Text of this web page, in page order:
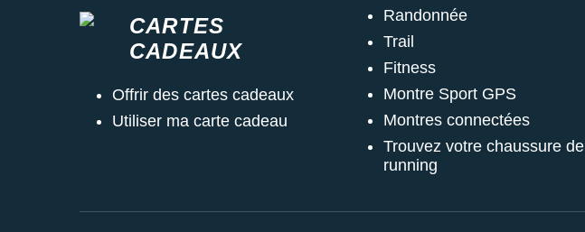
CARTES
CADEAUX
Offrir des cartes cadeaux
Utiliser ma carte cadeau
Randonnée
Trail
Fitness
Montre Sport GPS
Montres connectées
Trouvez votre chaussure de
running